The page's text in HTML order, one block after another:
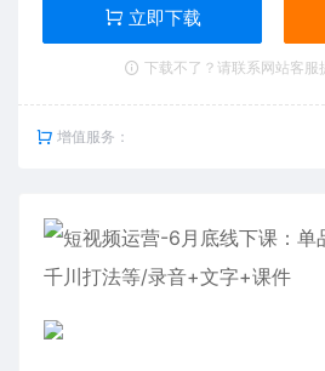
立即下载
下载不了？请联系网站客服
增值服务：